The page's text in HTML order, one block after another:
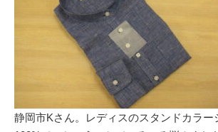
静岡市Kさん。レディスのスタンドカラー